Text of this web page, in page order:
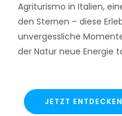
Agriturismo in Italien,
den Sternen – diese
unvergessliche
der Natur neue Energie
JETZT ENTDECKEN